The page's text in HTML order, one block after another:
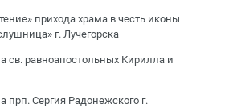
прихода храма в честь иконы
г. Лучегорска
св. равноапостольных Кирилла и
прп. Сергия Радонежского г.